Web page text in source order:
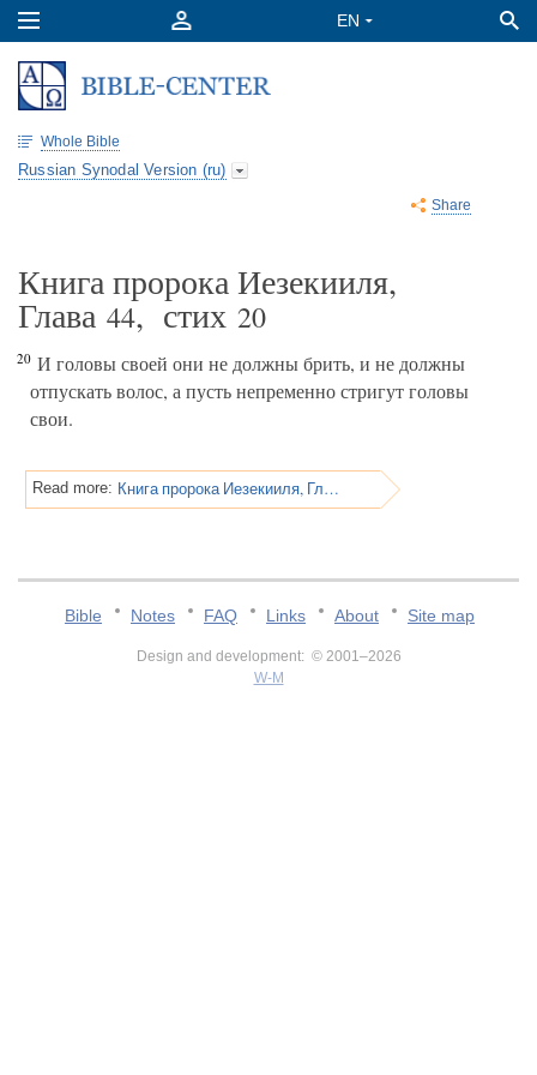
Whole Bible
Russian Synodal Version (ru)
Share
Книга пророка Иезекииля,
Глава 44, стих 20
20 И головы своей они не должны брить, и не должны
отпускать волос, а пусть непременно стригут головы
свои.
Read more: Книга пророка Иезекииля, Глава 44
Bible Notes FAQ Links About Site map
Design and development: © 2001–2026
W-M